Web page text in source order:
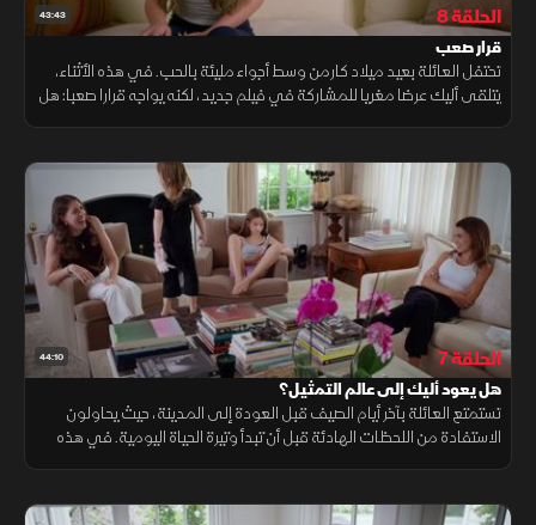
43:43 الحلقة 8
قرار صعب
تحتفل العائلة بعيد ميلاد كارمن وسط أجواء مليئة بالحب. في هذه الأثناء،
يتلقى أليك عرضا مغريا للمشاركة في فيلم جديد، لكنه يواجه قرارا صعبا: هل
44:10 الحلقة 7
هل يعود أليك إلى عالم التمثيل؟
تستمتع العائلة بآخر أيام الصيف قبل العودة إلى المدينة، حيث يحاولون
الاستفادة من اللحظات الهادئة قبل أن تبدأ وتيرة الحياة اليومية. في هذه